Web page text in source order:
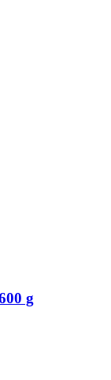
g